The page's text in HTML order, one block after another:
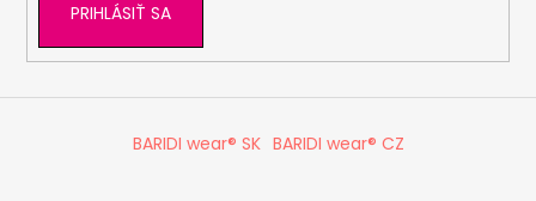
PRIHLÁSIŤ SA
BARIDI wear® SK BARIDI wear® CZ